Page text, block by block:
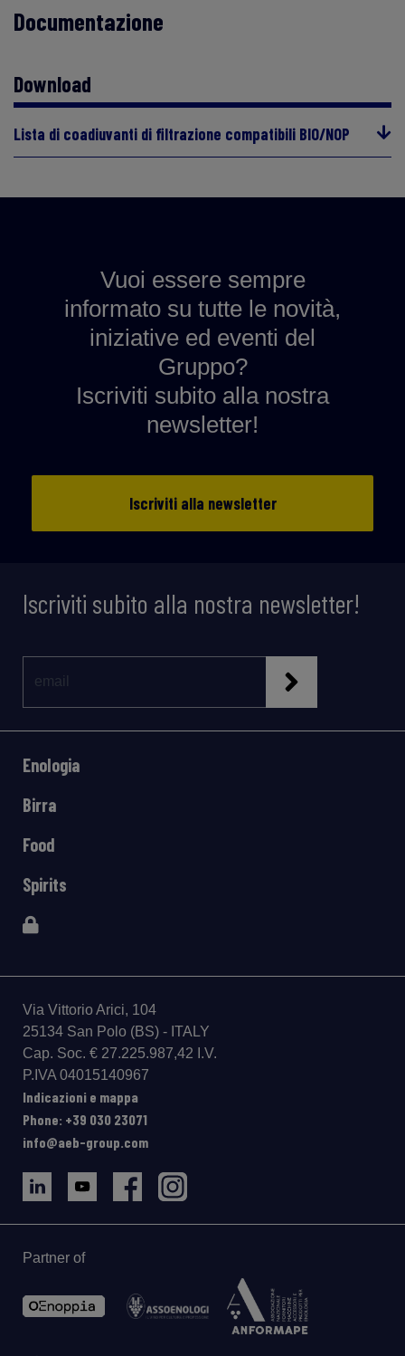
Documentazione
Download
Lista di coadiuvanti di filtrazione compatibili BIO/NOP
Vuoi essere sempre
informato su tutte le novità,
iniziative ed eventi del
Gruppo?
Iscriviti subito alla nostra
newsletter!
Iscriviti alla newsletter
Iscriviti subito alla nostra newsletter!
Enologia
Birra
Food
Spirits
Via Vittorio Arici, 104
25134 San Polo (BS) - ITALY
Cap. Soc. € 27.225.987,42 I.V.
P.IVA 04015140967
Indicazioni e mappa
Phone: +39 030 23071
info@aeb-group.com
Partner of